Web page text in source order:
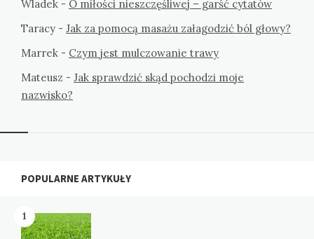
Wladek - O miłości nieszczęśliwej – garść cytatów
Taracy - Jak za pomocą masażu załagodzić ból głowy?
Marrek - Czym jest mulczowanie trawy
Mateusz - Jak sprawdzić skąd pochodzi moje
nazwisko?
Widgets
POPULARNE ARTYKUŁY
1